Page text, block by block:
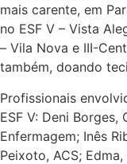
mais carente, em
no ESF V – Vista
– Vila Nova e III-
também, doando
Profissionais
ESF V: Deni Borges,
Enfermagem; Inês
Peixoto, ACS;